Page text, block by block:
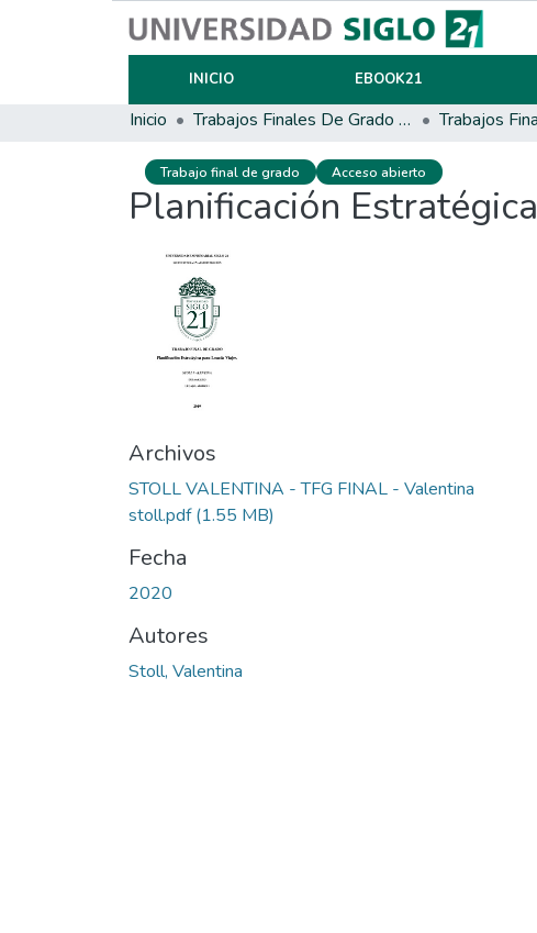
INICIO EBOOK21
Inicio Trabajos Finales De Grado Y Posgrado Trabajos
Trabajo final de grado Acceso abierto
Planificación
Archivos
STOLL VALENTINA - TFG FINAL - Valentina
stoll.pdf(1.55 MB)
Fecha
2020
Autores
Stoll, Valentina